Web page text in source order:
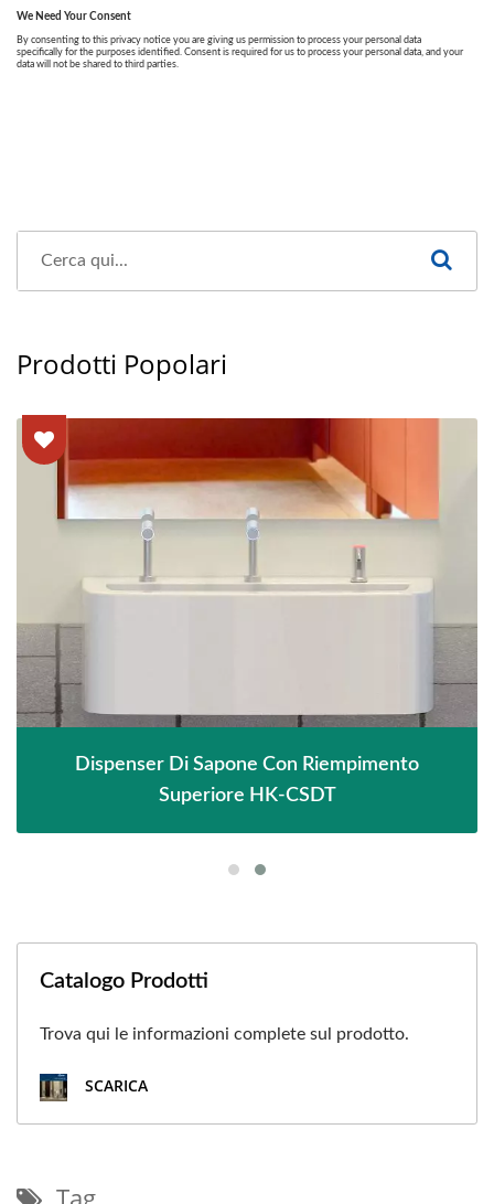
Prodotti Popolari
Dispenser Di Sapone Con Riempimento
Superiore HK-CSDT
Catalogo Prodotti
Trova qui le informazioni complete sul prodotto.
SCARICA
Tag